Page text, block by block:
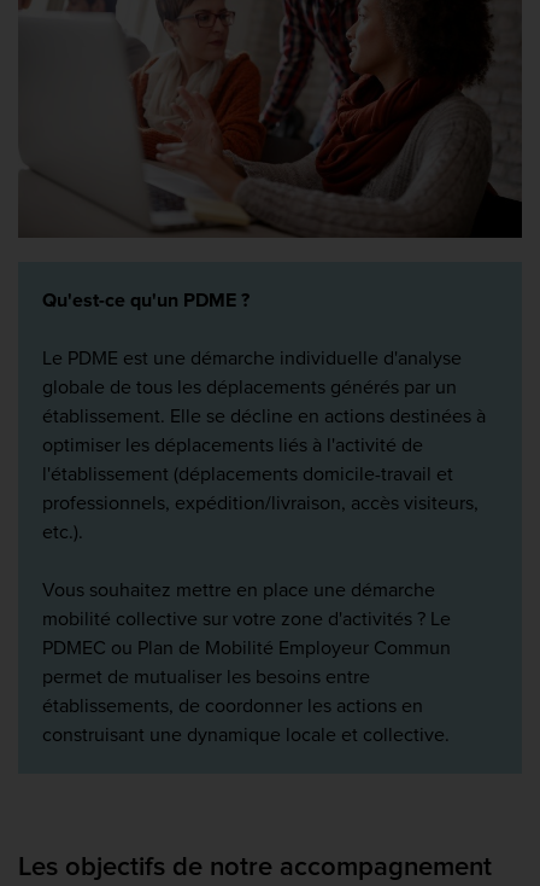
Qu'est-ce qu'un PDME ?
Le PDME est une démarche individuelle d'analyse
globale de tous les déplacements générés par un
établissement. Elle se décline en actions destinées à
optimiser les déplacements liés à l'activité de
l'établissement (déplacements domicile-travail et
professionnels, expédition/livraison, accès visiteurs,
etc.).
Vous souhaitez mettre en place une démarche
mobilité collective sur votre zone d'activités ? Le
PDMEC ou Plan de Mobilité Employeur Commun
permet de mutualiser les besoins entre
établissements, de coordonner les actions en
construisant une dynamique locale et collective.
Les objectifs de notre accompagnement